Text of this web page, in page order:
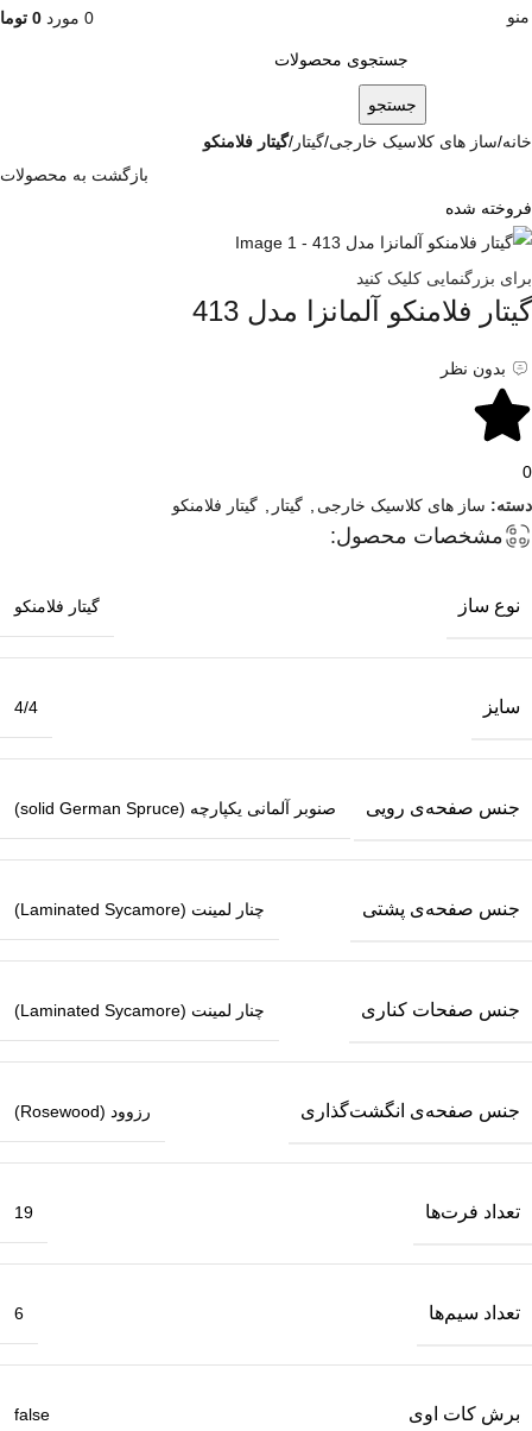
منو 0 مورد 0
جستجو
خانه ساز های کلاسیک خارجی گیتار گیتار فلامنکو
بازگشت به محصولات
فروخته شده
برای بزرگنمایی کلیک کنید
گیتار فلامنکو آلمانزا مدل 413
بدون نظر
0
دسته: ساز های کلاسیک خارجی گیتار گیتار فلامنکو
مشخصات محصول:
نوع ساز گیتار فلامنکو
سایز 4/4
جنس صفحه‌ی رویی صنوبر آلمانی یکپارچه (solid German Spruce)
جنس صفحه‌ی پشتی چنار لمینت (Laminated Sycamore)
جنس صفحات کناری چنار لمینت (Laminated Sycamore)
جنس صفحه‌ی انگشت‌گذاری رزوود (Rosewood)
تعداد فرت‌ها 19
تعداد سیم‌ها 6
برش کات‌ اوی false